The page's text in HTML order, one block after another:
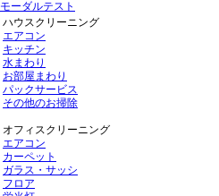
モーダルテスト
ハウスクリーニング
エアコン
キッチン
水まわり
お部屋まわり
パックサービス
その他のお掃除
オフィスクリーニング
エアコン
カーペット
ガラス・サッシ
フロア